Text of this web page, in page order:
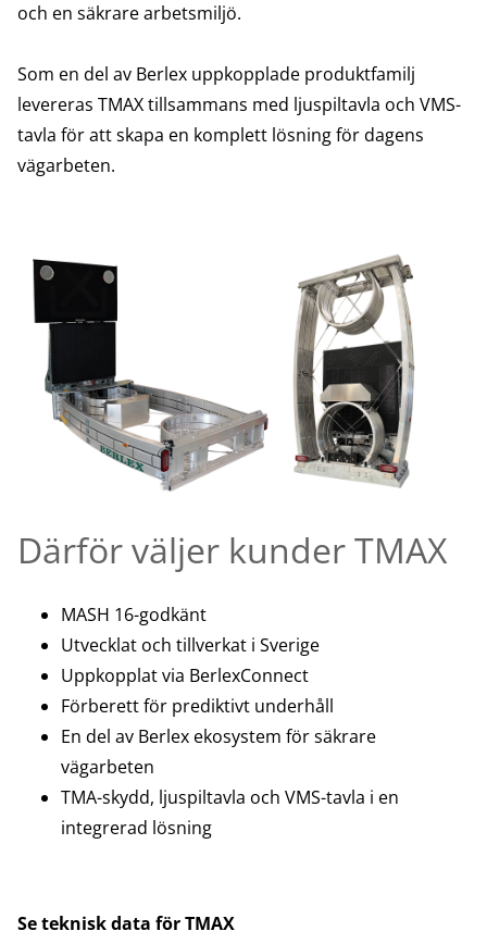
och en säkrare arbetsmiljö.
Som en del av Berlex uppkopplade produktfamilj
levereras TMAX tillsammans med ljuspiltavla och VMS-
tavla för att skapa en komplett lösning för dagens
vägarbeten.
Därför väljer kunder TMAX
MASH 16-godkänt
Utvecklat och tillverkat i Sverige
Uppkopplat via BerlexConnect
Förberett för prediktivt underhåll
En del av Berlex ekosystem för säkrare
vägarbeten
TMA-skydd, ljuspiltavla och VMS-tavla i en
integrerad lösning
Se teknisk data för TMAX